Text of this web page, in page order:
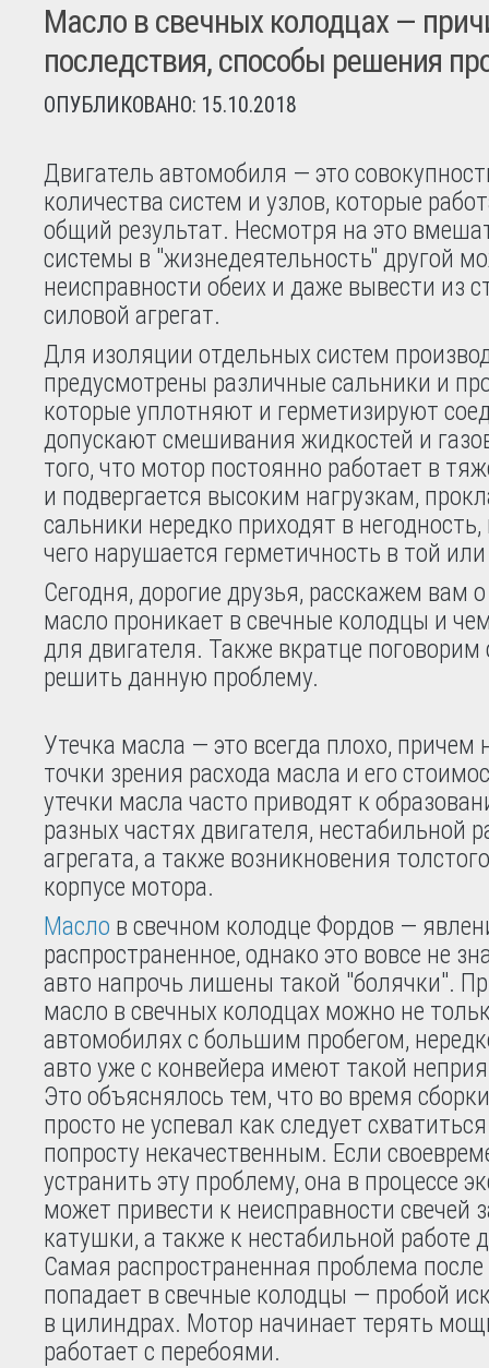
Масло в свечных колодцах —
последствия, способы решения
ОПУБЛИКОВАНО: 15.10.2018
Двигатель автомобиля — это
количества систем и узлов, которые
общий результат. Несмотря на это
системы в "жизнедеятельность" другой
неисправности обеих и даже вывести из
силовой агрегат.
Для изоляции отдельных систем
предусмотрены различные сальники и
которые уплотняют и герметизируют
допускают смешивания жидкостей и
того, что мотор постоянно работает в
и подвергается высоким нагрузкам,
сальники нередко приходят в негодность,
чего нарушается герметичность в той
Сегодня, дорогие друзья, расскажем вам
масло проникает в свечные колодцы и
для двигателя. Также вкратце поговорим
решить данную проблему.
Утечка масла — это всегда плохо, причем
точки зрения расхода масла и его
утечки масла часто приводят к
разных частях двигателя, нестабильной
агрегата, а также возникновения
корпусе мотора.
Масло в свечном колодце Фордов —
распространенное, однако это вовсе не
авто напрочь лишены такой "болячки".
масло в свечных колодцах можно не
автомобилях с большим пробегом,
авто уже с конвейера имеют такой
Это объяснялось тем, что во время
просто не успевал как следует
попросту некачественным. Если
устранить эту проблему, она в процессе
может привести к неисправности свечей
катушки, а также к нестабильной работе
Самая распространенная проблема
попадает в свечные колодцы — пробой
в цилиндрах. Мотор начинает терять
работает с перебоями.